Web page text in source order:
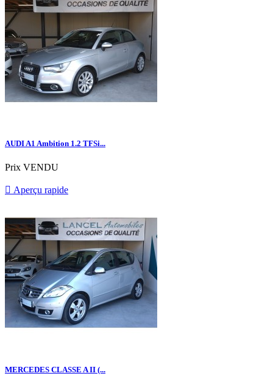
AUDI A1 Ambition 1.2 TFSi...
Prix VENDU
 Aperçu rapide
MERCEDES CLASSE A II (...